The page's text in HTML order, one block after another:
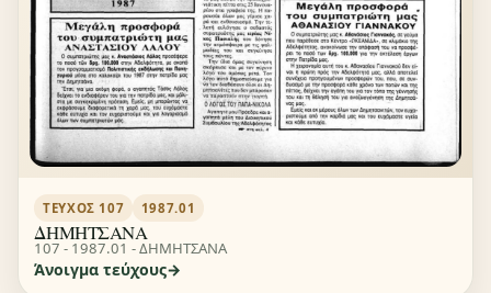
ΤΕΎΧΟΣ 107 1987.01
ΔΗΜΗΤΣΑΝΑ
107 - 1987.01 - ΔΗΜΗΤΣΑΝΑ
Άνοιγμα τεύχους